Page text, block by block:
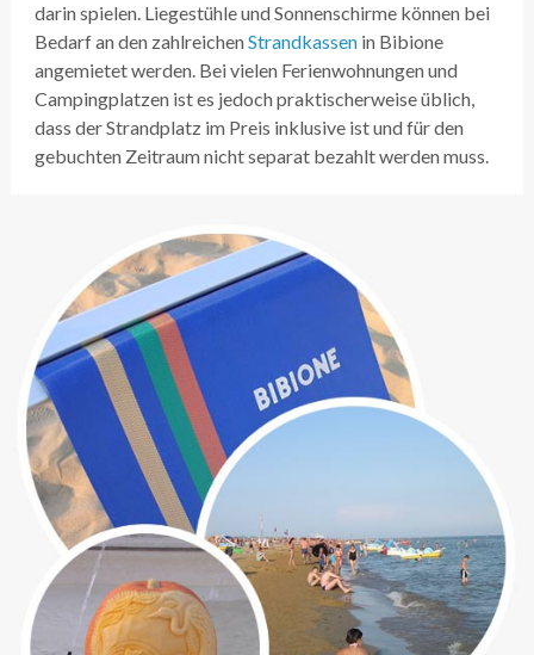
darin spielen. Liegestühle und Sonnenschirme können bei
Bedarf an den zahlreichenStrandkassenin Bibione
angemietet werden. Bei vielen Ferienwohnungen und
Campingplatzen ist es jedoch praktischerweise üblich,
dass der Strandplatz im Preis inklusive ist und für den
gebuchten Zeitraum nicht separat bezahlt werden muss.